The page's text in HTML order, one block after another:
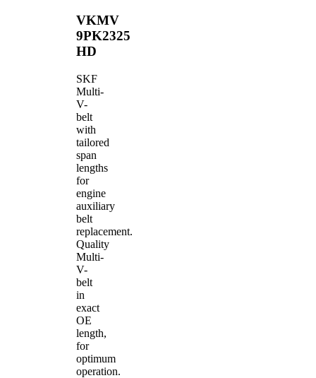
VKMV
9PK2325
HD
SKF
Multi-
V-
belt
with
tailored
span
lengths
for
engine
auxiliary
belt
replacement.
Quality
Multi-
V-
belt
in
exact
OE
length,
for
optimum
operation.